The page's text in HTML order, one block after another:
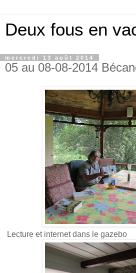
Deux fous en
mercredi 13 août 2014
05 au 08-08-2014
Lecture et internet dans le gazebo